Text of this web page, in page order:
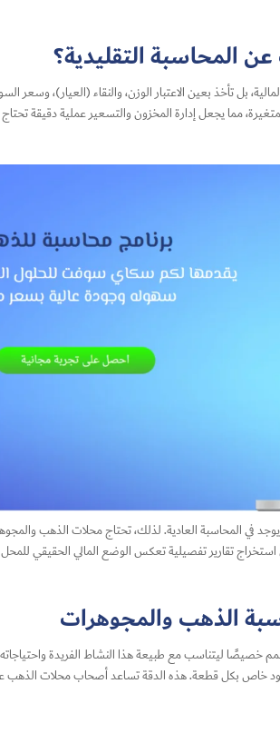
المحاسبة التقليدية؟
بل تأخذ بعين الاعتبار الوزن، والنقاء (العيار)، وسعر
مما يجعل إدارة المخزون والتسعير عملية دقيقة
في المحاسبة العادية. لذلك، تحتاج محلات الذهب
تقارير تفصيلية تعكس الوضع المالي الحقيقي
الذهب والمجوهرات
ليتناسب مع طبيعة هذا النشاط الفريدة واحتياجاته
خاص بكل قطعة. هذه الدقة تساعد أصحاب محلات الذهب